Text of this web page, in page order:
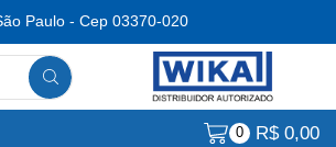
Paulo - Cep 03370-020
0 R$0,00